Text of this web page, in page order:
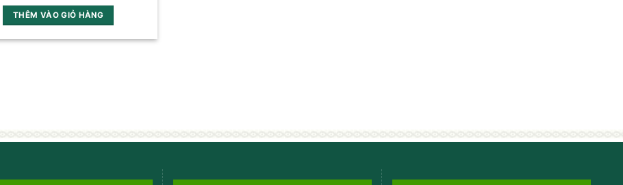
là:
330.000 VNĐ.
THÊM VÀO GIỎ HÀNG